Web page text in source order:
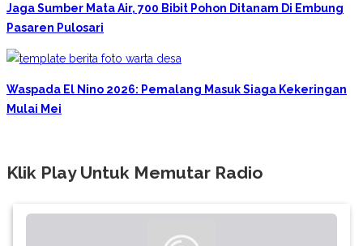
Jaga Sumber Mata Air, 700 Bibit Pohon Ditanam Di Embung
Pasaren Pulosari
Waspada El Nino 2026: Pemalang Masuk Siaga Kekeringan
Mulai Mei
Klik Play Untuk Memutar Radio